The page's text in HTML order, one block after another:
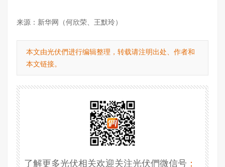
来源：新华网（何欣荣、王默玲）
本文由光伏們进行编辑整理，转载请注明出处、作者和
本文链接。
了解更多光伏相关欢迎关注光伏們微信号 ：